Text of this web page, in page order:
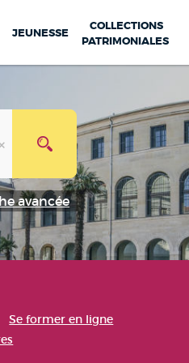
JEUNESSE
COLLECTIONS
PATRIMONIALES
avancée
Se former en ligne